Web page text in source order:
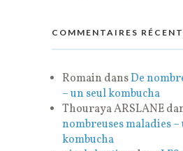
COMMENTAIRES
Romain dansDe
– un seul kombucha
Thouraya ARSLANE
nombreuses maladies –
kombucha